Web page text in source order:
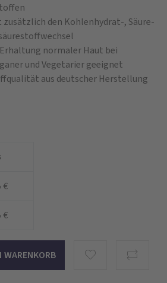
den Kohlenhydrat-, Säure-
normaler Haut bei
und Vegetarier geeignet
aus deutscher Herstellung
€
€